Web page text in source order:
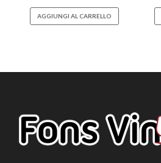
AGGIUNGI AL CARRELLO